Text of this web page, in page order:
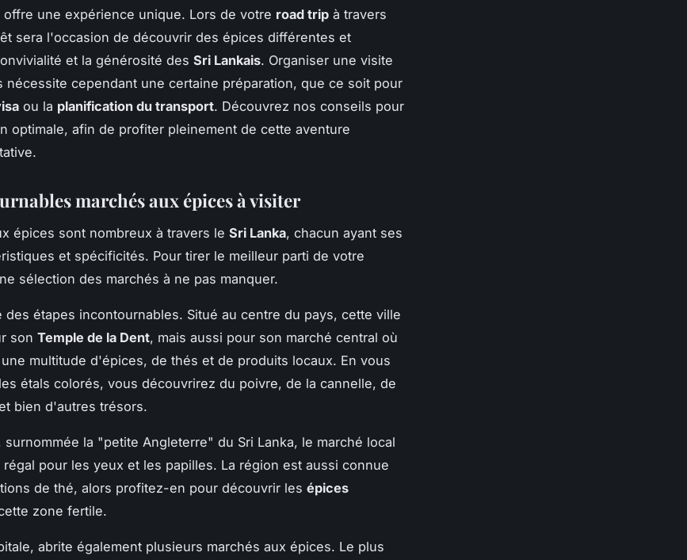
offre une expérience unique. Lors de votre road trip à travers
sera l'occasion de découvrir des épices différentes et
et la générosité des Sri Lankais. Organiser une visite
nécessite cependant une certaine préparation, que ce soit pour
ou la planification du transport. Découvrez nos conseils pour
optimale, afin de profiter pleinement de cette aventure
marchés aux épices à visiter
épices sont nombreux à travers le Sri Lanka, chacun ayant ses
et spécificités. Pour tirer le meilleur parti de votre
sélection des marchés à ne pas manquer.
des étapes incontournables. Situé au centre du pays, cette ville
son Temple de la Dent, mais aussi pour son marché central où
multitude d'épices, de thés et de produits locaux. En vous
étals colorés, vous découvrirez du poivre, de la cannelle, de
bien d'autres trésors.
surnommée la "petite Angleterre" du Sri Lanka, le marché local
pour les yeux et les papilles. La région est aussi connue
de thé, alors profitez-en pour découvrir les épices
zone fertile.
abrite également plusieurs marchés aux épices. Le plus